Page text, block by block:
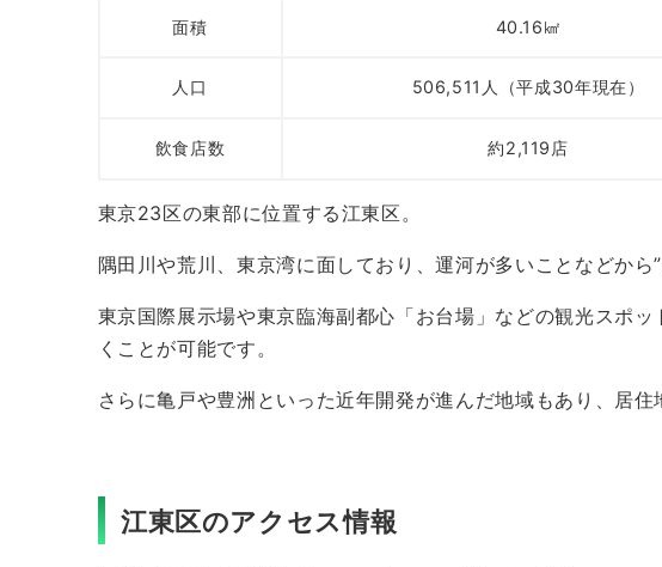
面積 40.16㎢
人口 506,511人（平成30年現在）
飲食店数 約2,119店
東京23区の東部に位置する江東区。
隅田川や荒川、東京湾に面しており、運河が多いことなどから
東京国際展示場や東京臨海副都心「お台場」などの観光スポ
くことが可能です。
さらに亀戸や豊洲といった近年開発が進んだ地域もあり、居住
江東区のアクセス情報